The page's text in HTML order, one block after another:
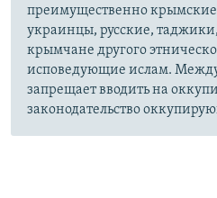
преимущественно крымские
украинцы, русские,
крымчане другого
исповедующие ислам.
запрещает вводить на
законодательство